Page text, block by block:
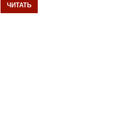
ЧИТАТЬ